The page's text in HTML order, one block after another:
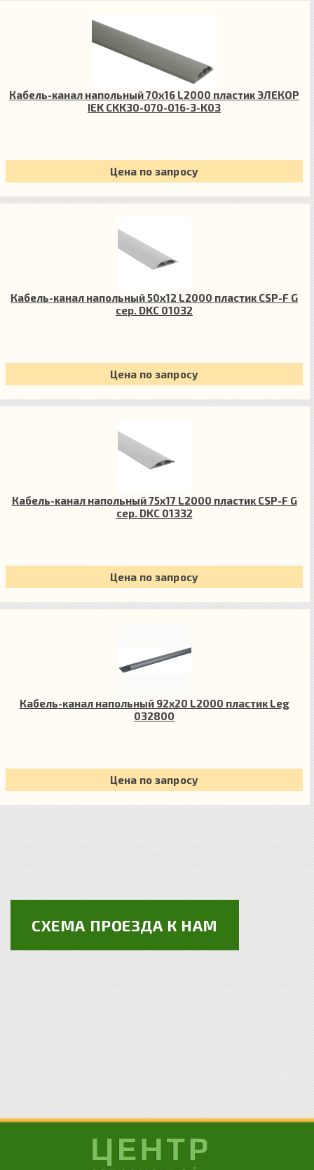
Кабель-канал напольный 70х16 L2000 пластик ЭЛЕКОР
IEK CKK30-070-016-3-K03
Цена по запросу
Кабель-канал напольный 50х12 L2000 пластик CSP-F G
сер. DKC 01032
Цена по запросу
Кабель-канал напольный 75х17 L2000 пластик CSP-F G
сер. DKC 01332
Цена по запросу
Кабель-канал напольный 92х20 L2000 пластик Leg
032800
Цена по запросу
СХЕМА ПРОЕЗДА К НАМ